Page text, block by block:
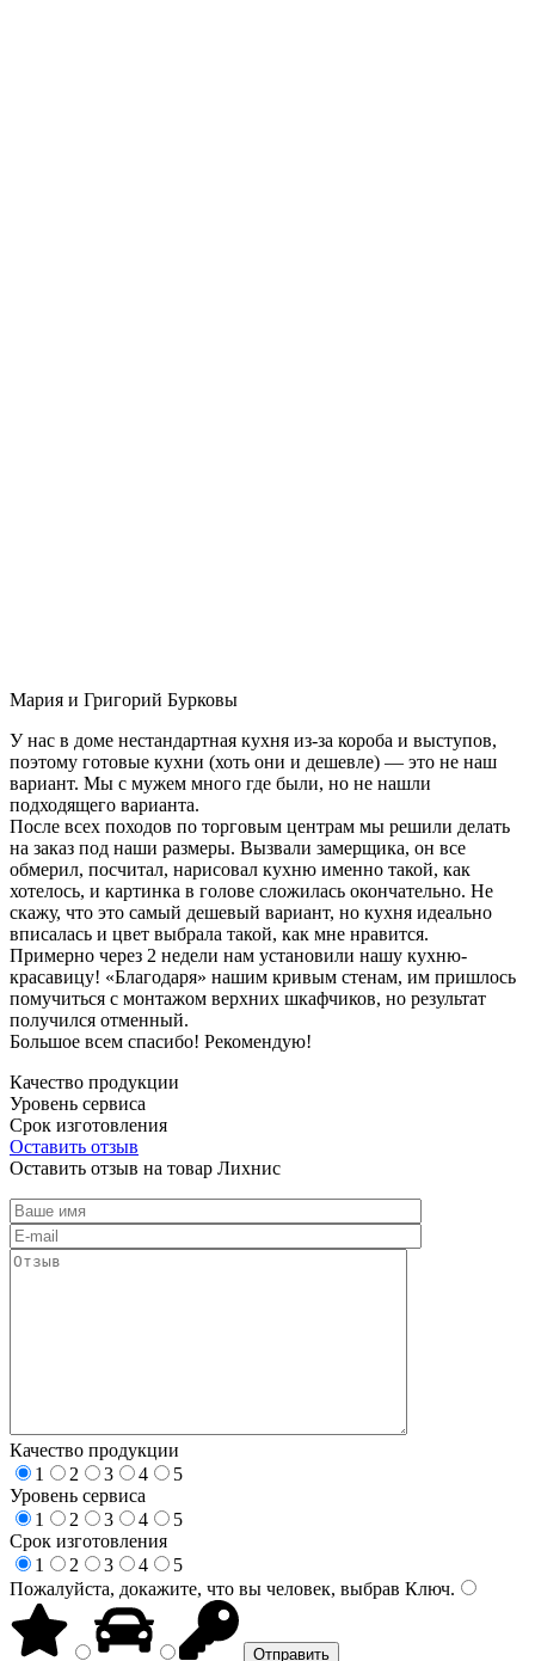
Мария и Григорий Бурковы
У нас в доме нестандартная кухня из-за короба и выступов,
поэтому готовые кухни (хоть они и дешевле) — это не наш
вариант. Мы с мужем много где были, но не нашли
подходящего варианта.
После всех походов по торговым центрам мы решили делать
на заказ под наши размеры. Вызвали замерщика, он все
обмерил, посчитал, нарисовал кухню именно такой, как
хотелось, и картинка в голове сложилась окончательно. Не
скажу, что это самый дешевый вариант, но кухня идеально
вписалась и цвет выбрала такой, как мне нравится.
Примерно через 2 недели нам установили нашу кухню-
красавицу! «Благодаря» нашим кривым стенам, им пришлось
помучиться с монтажом верхних шкафчиков, но результат
получился отменный.
Большое всем спасибо! Рекомендую!
Качество продукции
Уровень сервиса
Срок изготовления
Оставить отзыв
Оставить отзыв на товар Лихнис
Качество продукции
1
2 3 4
5
Уровень сервиса
1
2 3 4
5
Срок изготовления
1
2 3 4
5
Пожалуйста, докажите, что вы человек, выбрав Ключ.